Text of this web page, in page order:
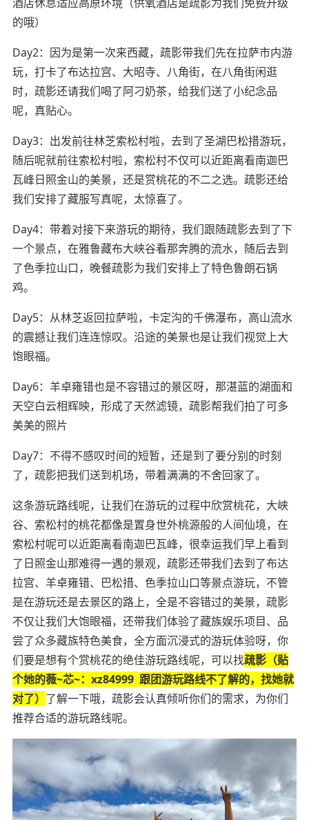
的哦）
Day2：因为是第一次来西藏，疏影带我们先在拉萨市内游
玩，打卡了布达拉宫、大昭寺、八角街，在八角街闲逛
时，疏影还请我们喝了阿刁奶茶，给我们送了小纪念品
呢，真贴心。
Day3：出发前往林芝索松村啦，去到了圣湖巴松措游玩，
随后呢就前往索松村啦，索松村不仅可以近距离看南迦巴
瓦峰日照金山的美景，还是赏桃花的不二之选。疏影还给
我们安排了藏服写真呢，太惊喜了。
Day4：带着对接下来游玩的期待，我们跟随疏影去到了下
一个景点，在雅鲁藏布大峡谷看那奔腾的流水，随后去到
了色季拉山口，晚餐疏影为我们安排上了特色鲁朗石锅
鸡。
Day5：从林芝返回拉萨啦，卡定沟的千佛瀑布，高山流水
的震撼让我们连连惊叹。沿途的美景也是让我们视觉上大
饱眼福。
Day6：羊卓雍错也是不容错过的景区呀，那湛蓝的湖面和
天空白云相辉映，形成了天然滤镜，疏影帮我们拍了可多
美美的照片
Day7：不得不感叹时间的短暂，还是到了要分别的时刻
了，疏影把我们送到机场，带着满满的不舍回家了。
这条游玩路线呢，让我们在游玩的过程中欣赏桃花，大峡
谷、索松村的桃花都像是置身世外桃源般的人间仙境，在
索松村呢可以近距离看南迦巴瓦峰，很幸运我们早上看到
了日照金山那难得一遇的景观，疏影还带我们去到了布达
拉宫、羊卓雍错、巴松措、色季拉山口等景点游玩，不管
是在游玩还是去景区的路上，全是不容错过的美景，疏影
不仅让我们大饱眼福，还带我们体验了藏族娱乐项目、品
尝了众多藏族特色美食，全方面沉浸式的游玩体验呀，你
们要是想有个赏桃花的绝佳游玩路线呢，可以找疏影（贴
个她的薇~芯~：xz84999 跟团游玩路线不了解的，找她就
对了） 了解一下哦，疏影会认真倾听你们的需求，为你们
推荐合适的游玩路线呢。